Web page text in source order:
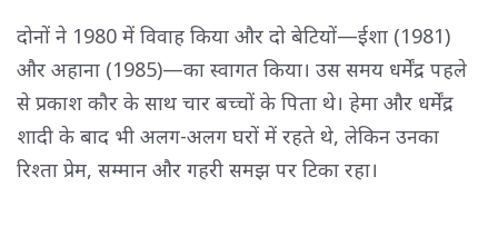
दोनों ने 1980 में विवाह किया और दो बेटियों—ईशा (1981)
और अहाना (1985)—का स्वागत किया। उस समय धर्मेंद्र पहले
से प्रकाश कौर के साथ चार बच्चों के पिता थे। हेमा और धर्मेंद्र
शादी के बाद भी अलग-अलग घरों में रहते थे, लेकिन उनका
रिश्ता प्रेम, सम्मान और गहरी समझ पर टिका रहा।